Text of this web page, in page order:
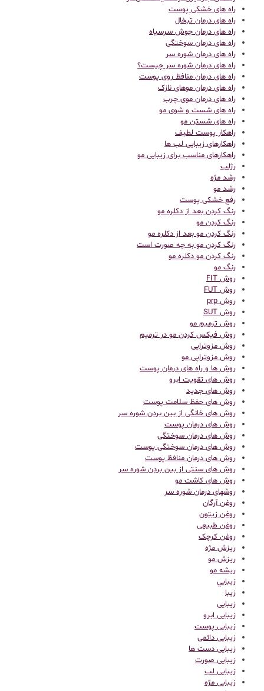
راه های خشکی پوست
راه های درمان تبخال
راه های درمان جوش سرسیاه
راه های درمان سوختگی
راه های درمان شوره سر
راه های درمان شوره سر چیست؟
راه های درمان منافظ روی پوست
راه های درمان موهای نازک
راه های درمان موی چرب
راه های شست و شوی مو
راه های شستن مو
راهکار پوست لطیف
راهکارهای زیبایی لب ها
راهکارهای مناسب برای زیبایی مو
رژلب
رشد مژه
رشد مو
رفع خشکی پوست
رنگ کردن بعد از دکلره مو
رنگ کردن مو
رنگ کردن مو بعد از دکلره مو
رنگ کردن مو به چه صورت است
رنگ کردن مو دکلره مو
رنگ مو
روش FIT
روش FUT
روش prp
روش SUT
روش ترمیم مو
روش فیکس کردن مو در ترمیم
روش مزوتراپی
روش مزوتراپی مو
روش ها و راه های درمان پوست
روش های تقویت ابرو
روش های جدید
روش های حفظ سلامت پوست
روش های خانگی از بین بردن شوره سر
روش های درمان پوست
روش های درمان سوختگی
روش های درمان سوختگی پوست
روش های درمان منافظ پوست
روش های سنتی از بین بردن شوره سر
روش های کاشت مو
روشهای درمان شوره سر
روغن آرگان
روغن زیتون
روغن طبیعی
روغن کرچک
ریزش مژه
ریزش مو
ریشه مو
زيبايي
زیبا
زیبایی
زیبایی ابرو
زیبایی پوست
زیبایی دائمی
زیبایی دست ها
زیبایی صورت
زیبایی لب
زیبایی مژه